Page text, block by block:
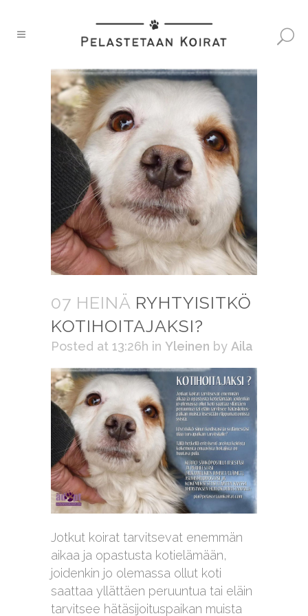
07 HEINÄ RYHTYISITKÖ
KOTIHOITAJAKSI?
Posted at 13:26h in Yleinen by Aila
Jotkut koirat tarvitsevat enemmän
aikaa ja opastusta kotielämään,
joidenkin jo olemassa ollut koti
saattaa yllättäen peruuntua tai eläin
tarvitsee hätäsijoituspaikan muista